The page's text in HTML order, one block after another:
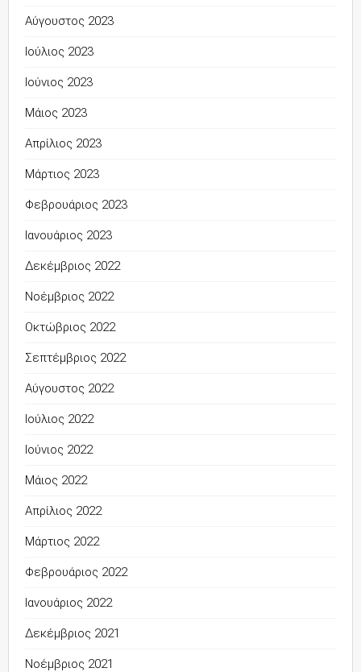
Αύγουστος 2023
Ιούλιος 2023
Ιούνιος 2023
Μάιος 2023
Απρίλιος 2023
Μάρτιος 2023
Φεβρουάριος 2023
Ιανουάριος 2023
Δεκέμβριος 2022
Νοέμβριος 2022
Οκτώβριος 2022
Σεπτέμβριος 2022
Αύγουστος 2022
Ιούλιος 2022
Ιούνιος 2022
Μάιος 2022
Απρίλιος 2022
Μάρτιος 2022
Φεβρουάριος 2022
Ιανουάριος 2022
Δεκέμβριος 2021
Νοέμβριος 2021